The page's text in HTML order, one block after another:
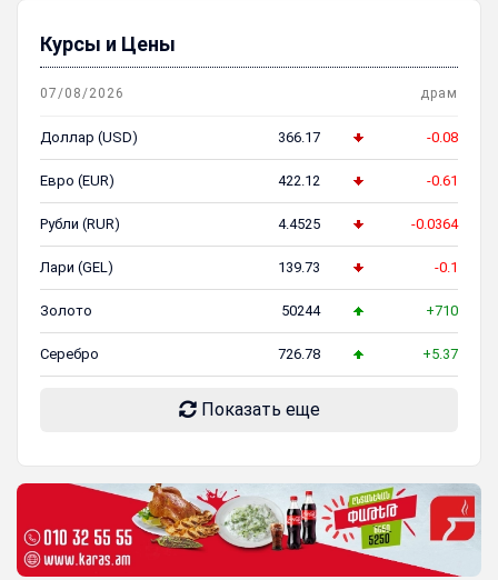
Курсы и Цены
07/08/2026 драм
Доллар (USD) 366.17 -0.08
Евро (EUR) 422.12 -0.61
Рубли (RUR) 4.4525 -0.0364
Лари (GEL) 139.73 -0.1
Золото 50244 +710
Серебро 726.78 +5.37
Показать еще